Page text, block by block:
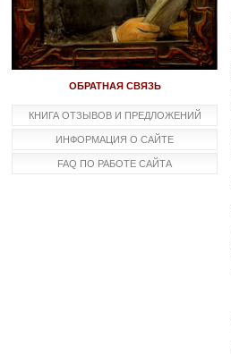
ОБРАТНАЯ СВЯЗЬ
КНИГА ОТЗЫВОВ И ПРЕДЛОЖЕНИЙ
ИНФОРМАЦИЯ О САЙТЕ
FAQ ПО РАБОТЕ САЙТА